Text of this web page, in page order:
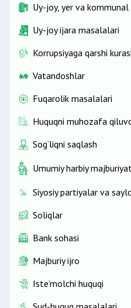
Uy-joy, yer va
Uy-joy ijara masalalari
Korrupsiyaga qarshi
Vatandoshlar
Fuqarolik masalalari
Huquqni muhozafa
Sog‘liqni saqlash
Umumiy harbiy
Siyosiy partiyalar va
Soliqlar
Bank sohasi
Majburiy ijro
Iste’molchi huquqi